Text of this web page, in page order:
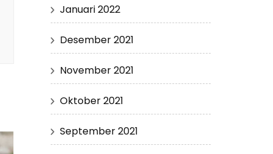
Januari 2022
Desember 2021
November 2021
Oktober 2021
September 2021